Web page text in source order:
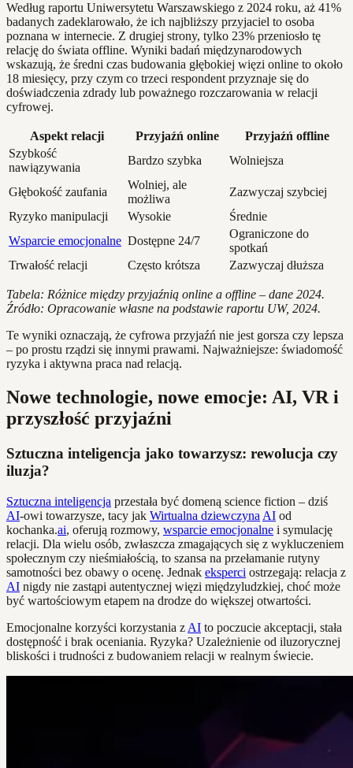
Według raportu Uniwersytetu Warszawskiego z 2024 roku, aż 41%
badanych zadeklarowało, że ich najbliższy przyjaciel to osoba
poznana w internecie. Z drugiej strony, tylko 23% przeniosło tę
relację do świata offline. Wyniki badań międzynarodowych
wskazują, że średni czas budowania głębokiej więzi online to około
18 miesięcy, przy czym co trzeci respondent przyznaje się do
doświadczenia zdrady lub poważnego rozczarowania w relacji
cyfrowej.
Aspekt relacji Przyjaźń online
Przyjaźń offline
Szybkość
nawiązywania
Bardzo szybka Wolniejsza
Głębokość zaufania
Wolniej, ale
możliwa
Zazwyczaj szybciej
Ryzyko manipulacji
Wysokie
Średnie
Wsparcie emocjonalne Dostępne 24/7
Ograniczone do
spotkań
Trwałość relacji
Często krótsza Zazwyczaj dłuższa
Tabela: Różnice między przyjaźnią online a offline – dane 2024.
Źródło: Opracowanie własne na podstawie raportu UW, 2024.
Te wyniki oznaczają, że cyfrowa przyjaźń nie jest gorsza czy lepsza
– po prostu rządzi się innymi prawami. Najważniejsze: świadomość
ryzyka i aktywna praca nad relacją.
Nowe technologie, nowe emocje: AI, VR i
przyszłość przyjaźni
Sztuczna inteligencja jako towarzysz: rewolucja czy
iluzja?
Sztuczna inteligencja przestała być domeną science fiction – dziś
AI-owi towarzysze, tacy jak Wirtualna dziewczyna AI od
kochanka.ai, oferują rozmowy, wsparcie emocjonalne i symulację
relacji. Dla wielu osób, zwłaszcza zmagających się z wykluczeniem
społecznym czy nieśmiałością, to szansa na przełamanie rutyny
samotności bez obawy o ocenę. Jednak eksperci ostrzegają: relacja z
AI nigdy nie zastąpi autentycznej więzi międzyludzkiej, choć może
być wartościowym etapem na drodze do większej otwartości.
Emocjonalne korzyści korzystania z AI to poczucie akceptacji, stała
dostępność i brak oceniania. Ryzyka? Uzależnienie od iluzorycznej
bliskości i trudności z budowaniem relacji w realnym świecie.